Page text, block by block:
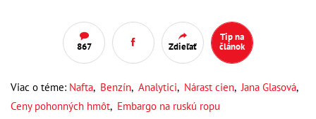
867 Zdieľať
Tip na
článok
Viac o téme: Nafta, Benzín, Analytici, Nárast cien,Jana Glasová,
Ceny pohonných hmôt, Embargo na ruskú ropu